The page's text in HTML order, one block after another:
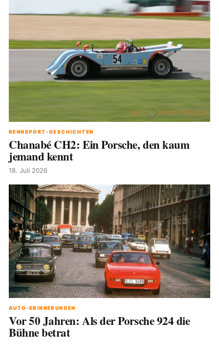
RENNSPORT-GESCHICHTEN
Chanabé CH2: Ein Porsche, den kaum
jemand kennt
18. Juli 2026
AUTO-ERINNERUNGEN
Vor 50 Jahren: Als der Porsche 924 die
Bühne betrat